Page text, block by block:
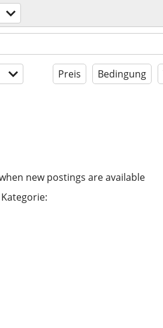
Preis Bedingung
new postings are available